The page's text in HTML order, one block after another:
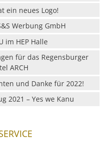
ein neues Logo!
Werbung GmbH
im HEP Halle
für das Regensburger
ARCH
und Danke für 2022!
2021 – Yes we Kanu